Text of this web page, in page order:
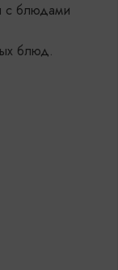
с блюдами
блюд.